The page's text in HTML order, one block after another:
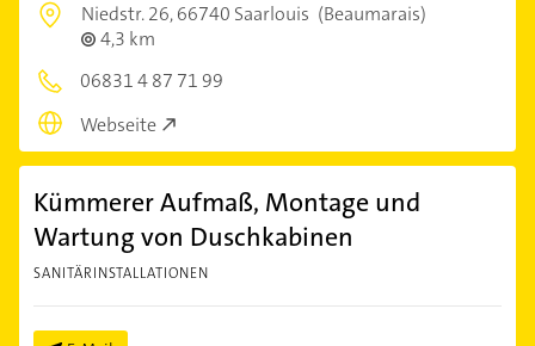
Niedstr. 26,66740 Saarlouis (Beaumarais)
4,3 km
06831 4 87 71 99
Webseite
Kümmerer Aufmaß, Montage und
Wartung von Duschkabinen
SANITÄRINSTALLATIONEN